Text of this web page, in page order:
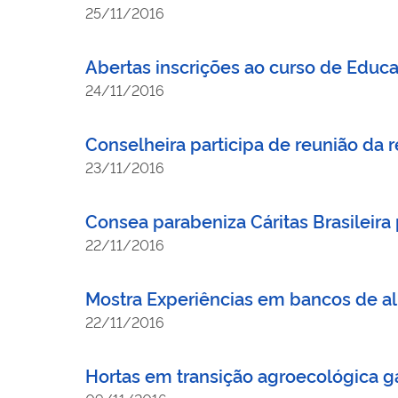
25/11/2016
Abertas inscrições ao curso de
24/11/2016
Conselheira participa de reunião da
23/11/2016
Consea parabeniza Cáritas
22/11/2016
Mostra Experiências em bancos de
22/11/2016
Hortas em transição agroecológica